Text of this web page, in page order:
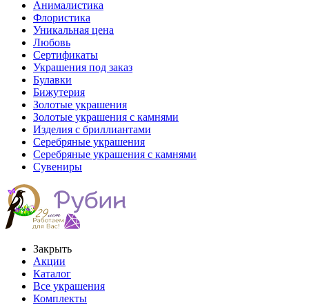
Анималистика
Флористика
Уникальная цена
Любовь
Сертификаты
Украшения под заказ
Булавки
Бижутерия
Золотые украшения
Золотые украшения с камнями
Изделия с бриллиантами
Серебряные украшения
Серебряные украшения с камнями
Сувениры
Закрыть
Акции
Каталог
Все украшения
Комплекты